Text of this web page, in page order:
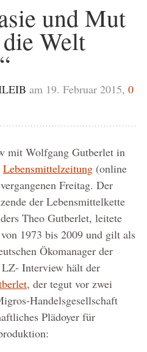
und Mut
Welt
am 19. Februar 2015, 0
mit Wolfgang Gutberlet in
Lebensmittelzeitung(online
Freitag. Der
der Lebensmittelkette
Theo Gutberlet, leitete
1973 bis 2009 und gilt als
Ökomanager der
LZ- Interview hält der
, der tegut vor zwei
Handelsgesellschaft
Plädoyer für